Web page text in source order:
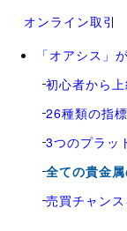
オンライン取引
「オアシス」
初心者から
26種類の指
3つのプラッ
全ての貴金
売買チャン